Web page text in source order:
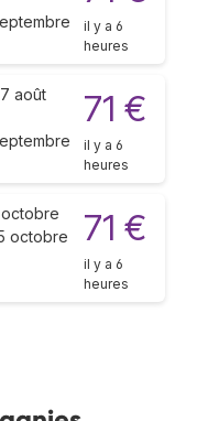
il y a 6
heures
août
71 €
il y a 6
heures
octobre
octobre
71 €
il y a 6
heures